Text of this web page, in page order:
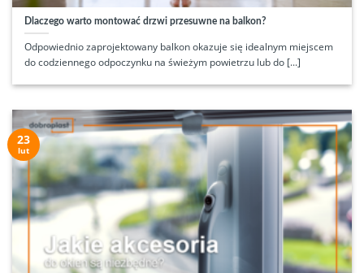
Dlaczego warto montować drzwi przesuwne na balkon?
Odpowiednio zaprojektowany balkon okazuje się idealnym miejscem
do codziennego odpoczynku na świeżym powietrzu lub do [...]
23
lut